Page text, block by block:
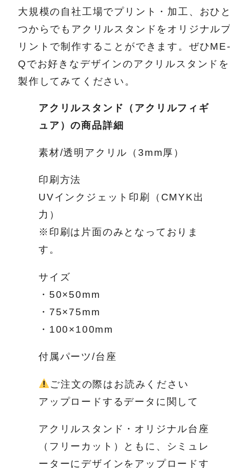
大規模の自社工場でプリント・加工、おひ
つからでもアクリルスタンドをオリジナル
リントで制作することができます。ぜひ
Qでお好きなデザインのアクリルスタンドを
製作してみてください。
アクリルスタンド（アクリルフィギ
ュア）の商品詳細
素材/透明アクリル（3mm厚）
印刷方法
UVインクジェット印刷（CMYK出
力）
※印刷は片面のみとなっておりま
す。
サイズ
・50×50mm
・75×75mm
・100×100mm
付属パーツ/台座
ご注文の際はお読みください
アップロードするデータに関して
アクリルスタンド・オリジナル台座
（フリーカット）ともに、シミュレ
ーターにデザインをアップロードす